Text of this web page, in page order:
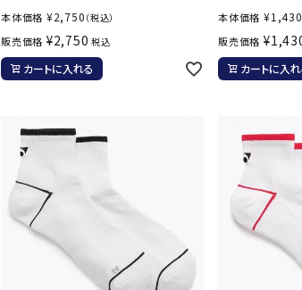
ハンドボールシューズ
ハンドボールウェア
ボール（ハンドボール）
ラグ
ラグ
ヘッ
その
ウォーキング
本体価格 ¥2,750 （税込）
販売価格 ¥2,750 税込
カートに入れる
本体価格 ¥1,430
販売価格 ¥
カートに入れ